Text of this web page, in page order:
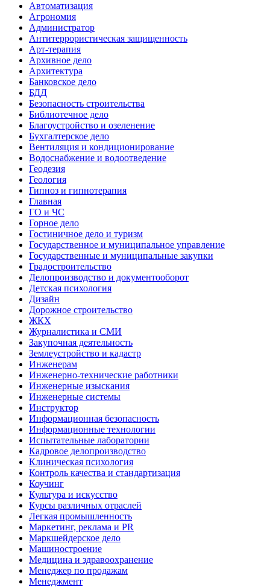
Автоматизация
Агрономия
Администратор
Антитеррористическая защищенность
Арт-терапия
Архивное дело
Архитектура
Банковское дело
БДД
Безопасность строительства
Библиотечное дело
Благоустройство и озеленение
Бухгалтерское дело
Вентиляция и кондиционирование
Водоснабжение и водоотведение
Геодезия
Геология
Гипноз и гипнотерапия
Главная
ГО и ЧС
Горное дело
Гостиничное дело и туризм
Государственное и муниципальное управление
Государственные и муниципальные закупки
Градостроительство
Делопроизводство и документооборот
Детская психология
Дизайн
Дорожное строительство
ЖКХ
Журналистика и СМИ
Закупочная деятельность
Землеустройство и кадастр
Инженерам
Инженерно-технические работники
Инженерные изыскания
Инженерные системы
Инструктор
Информационная безопасность
Информационные технологии
Испытательные лаборатории
Кадровое делопроизводство
Клиническая психология
Контроль качества и стандартизация
Коучинг
Культура и искусство
Курсы различных отраслей
Легкая промышленность
Маркетинг, реклама и PR
Маркшейдерское дело
Машиностроение
Медицина и здравоохранение
Менеджер по продажам
Менеджмент